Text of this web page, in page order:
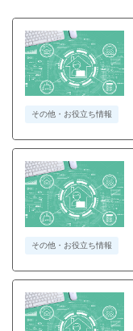
その他・お役立ち情報
その他・お役立ち情報